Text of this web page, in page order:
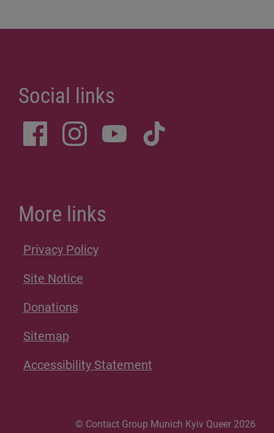
Social links
More links
Privacy Policy
Site Notice
Donations
Sitemap
Accessibility Statement
© Contact Group Munich Kyiv Queer 2026